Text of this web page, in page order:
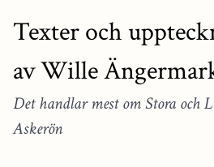
Texter och
av Wille
Det handlar mest om Stora och
Askerön